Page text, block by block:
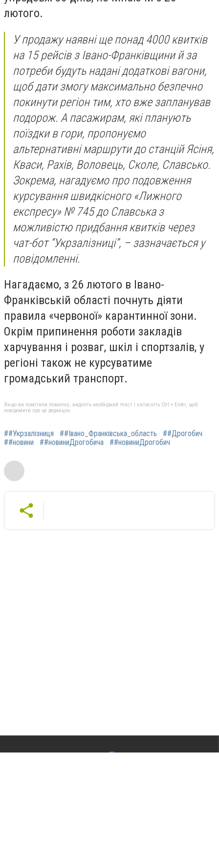
лютого.
У продажу наявні ще понад 4000 квитків
на 15 рейсів з Івано-Франківщини й за
потреби будуть надані додаткові вагони,
щоб дати змогу максимально безпечно
покинути регіон тим, хто вже запланував
подорож. А пасажирам, які планують
поїздки в гори, пропонуємо
альтернативні маршрути до станцій Ясіня,
Кваси, Рахів, Воловець, Сколе, Славсько.
Зокрема, нагадуємо про подовження
курсування швидкісного «Лижного
експресу» № 745 до Славська з
можливістю придбання квитків через
чат-бот “Укрзалізниці”, – зазначається у
повідомленні.
Нагадаємо, з 26 лютого в Івано-
Франківській області почнуть діяти
правила «червоної» карантинної зони.
Окрім припинення роботи закладів
харчування і розваг, шкіл і спортзалів, у
регіоні також не курсуватиме
громадський транспорт.
Якщо ви помітили помилку, виділіть необхідний текст і натисніть Ctrl + Enter, щоб
повідомити про це редакцію
##Укрзалізниця ##Івано_Франківська_область
##Дрогобич
##новини
##новиниДрогобича ##новиниДрогобич